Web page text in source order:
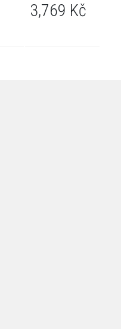
3,769 Kč